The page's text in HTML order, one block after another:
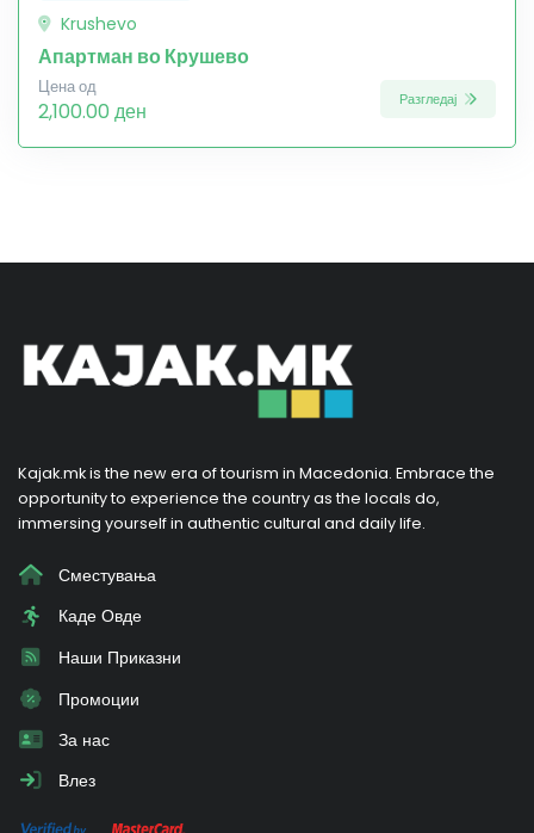
Krushevo
Апартман во Крушево
Цена од
2,100.00 ден Разгледај
Kajak.mk is the new era of tourism in Macedonia. Embrace the
opportunity to experience the country as the locals do,
immersing yourself in authentic cultural and daily life.
Сместувања
Каде Овде
Наши Приказни
Промоции
За нас
Влез